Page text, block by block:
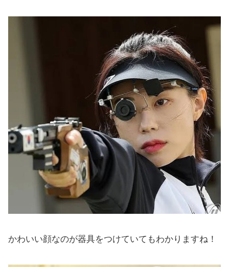
かわいい顔なのが器具をつけていてもわかりますね！